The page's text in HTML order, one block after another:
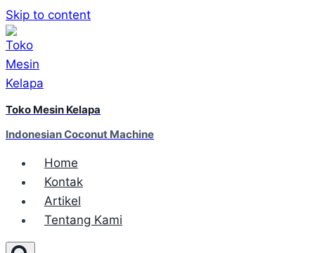
Skip to content
Toko Mesin Kelapa
Indonesian Coconut Machine
Home
Kontak
Artikel
Tentang Kami